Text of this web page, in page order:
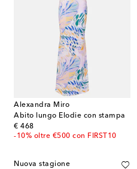
Alexandra Miro
Abito lungo Elodie con stampa
€ 468
original price
-10% oltre €500 con FIRST10
Nuova stagione